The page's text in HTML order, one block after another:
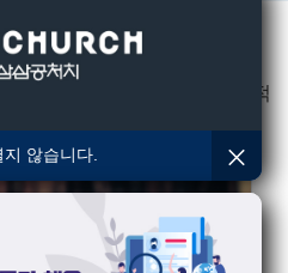
련원팀
선교훈련을 실시하여 전방위적
정 (1년 2회)
않습니다.